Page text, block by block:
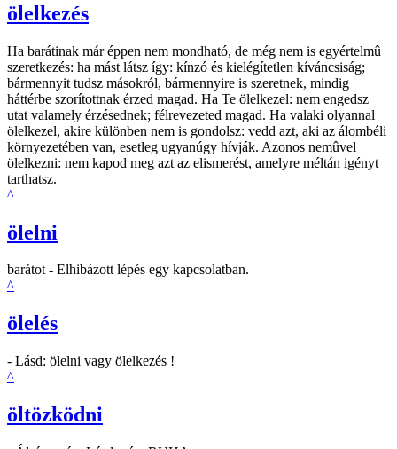
ölelkezés
Ha barátinak már éppen nem mondható, de még nem is egyértelmû
szeretkezés: ha mást látsz így: kínzó és kielégítetlen kíváncsiság;
bármennyit tudsz másokról, bármennyire is szeretnek, mindig
háttérbe szorítottnak érzed magad. Ha Te ölelkezel: nem engedsz
utat valamely érzésednek; félrevezeted magad. Ha valaki olyannal
ölelkezel, akire különben nem is gondolsz: vedd azt, aki az álombéli
környezetében van, esetleg ugyanúgy hívják. Azonos nemûvel
ölelkezni: nem kapod meg azt az elismerést, amelyre méltán igényt
tarthatsz.
^
ölelni
barátot - Elhibázott lépés egy kapcsolatban.
^
ölelés
- Lásd: ölelni vagy ölelkezés !
^
öltözködni